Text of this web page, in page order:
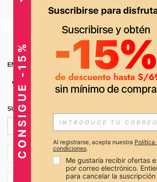
ENCUÉNTRANOS EN APP
SUSCRÍBETE PARA RECIBIR OFERTAS
PE + 51
CONSIGUE -15% Al registrarse, acepta nuestra Política
condiciones.
Me gustaría recibir ofertas
por correo electrónico.
para cancelar la